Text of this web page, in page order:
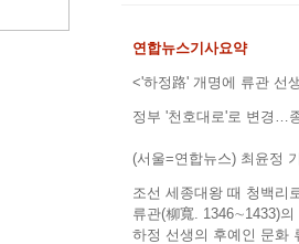
연합뉴스기사요약
<'하정路' 개명에 류관 선
정부 '천호대로'로 변경…
(서울=연합뉴스) 최윤정
조선 세종대왕 때 청백리
류관(柳寬. 1346∼1433)
하정 선생의 후예인 문화